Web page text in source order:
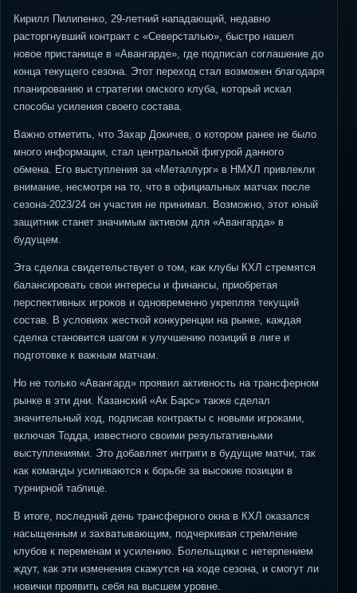
Кирилл Пилипенко, 29-летний нападающий, недавно
расторгнувший контракт с «Северсталью», быстро нашел
новое пристанище в «Авангарде», где подписал соглашение до
конца текущего сезона. Этот переход стал возможен благодаря
планированию и стратегии омского клуба, который искал
способы усиления своего состава.
Важно отметить, что Захар Докичев, о котором ранее не было
много информации, стал центральной фигурой данного
обмена. Его выступления за «Металлург» в НМХЛ привлекли
внимание, несмотря на то, что в официальных матчах после
сезона-2023/24 он участия не принимал. Возможно, этот юный
защитник станет значимым активом для «Авангарда» в
будущем.
Эта сделка свидетельствует о том, как клубы КХЛ стремятся
балансировать свои интересы и финансы, приобретая
перспективных игроков и одновременно укрепляя текущий
состав. В условиях жесткой конкуренции на рынке, каждая
сделка становится шагом к улучшению позиций в лиге и
подготовке к важным матчам.
Но не только «Авангард» проявил активность на трансферном
рынке в эти дни. Казанский «Ак Барс» также сделал
значительный ход, подписав контракты с новыми игроками,
включая Тодда, известного своими результативными
выступлениями. Это добавляет интриги в будущие матчи, так
как команды усиливаются к борьбе за высокие позиции в
турнирной таблице.
В итоге, последний день трансферного окна в КХЛ оказался
насыщенным и захватывающим, подчеркивая стремление
клубов к переменам и усилению. Болельщики с нетерпением
ждут, как эти изменения скажутся на ходе сезона, и смогут ли
новички проявить себя на высшем уровне.